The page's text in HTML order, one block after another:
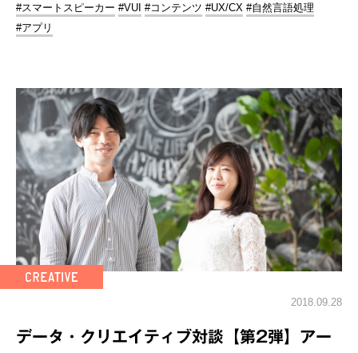
#スマートスピーカー #VUI #コンテンツ #UX/CX #自然言語処理
#アプリ
2018.09.28
データ・クリエイティブ対談【第2弾】アー